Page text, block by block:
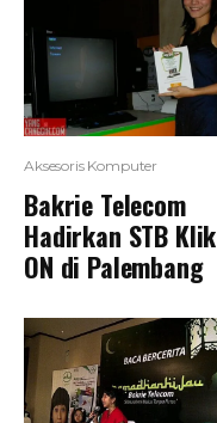
Aksesoris Komputer
Bakrie Telecom
Hadirkan STB Klik
ON di Palembang